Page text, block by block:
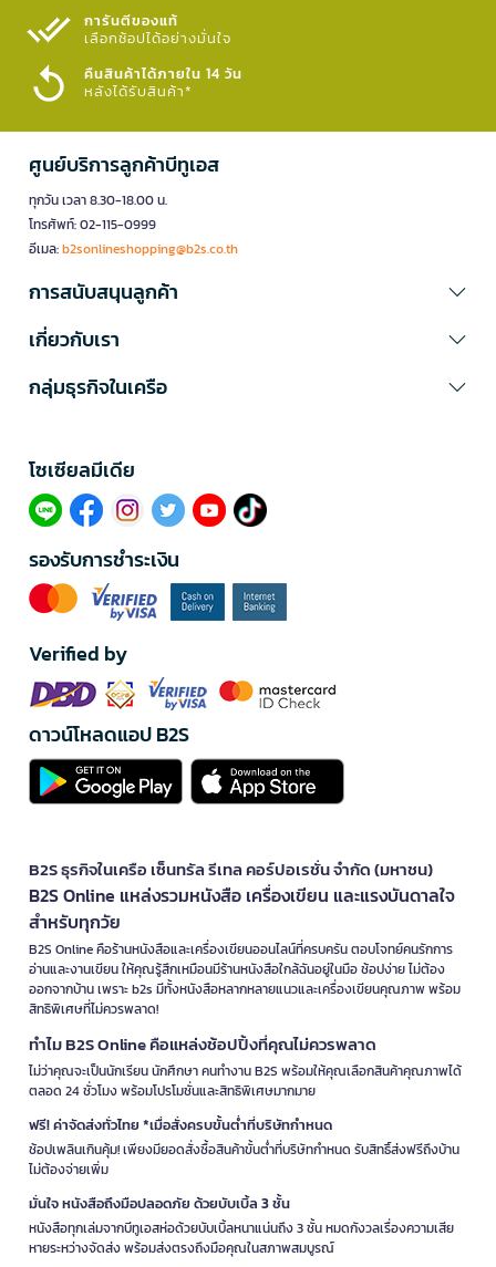
การันตีของแท้
เลือกช้อปได้อย่างมั่นใจ​
คืนสินค้าได้ภายใน 14 วัน
หลังได้รับสินค้า*
ศูนย์บริการลูกค้าบีทูเอส
ทุกวัน เวลา 8.30-18.00 น.
โทรศัพท์: 02-115-0999
อีเมล:b2sonlineshopping@b2s.co.th
การสนับสนุนลูกค้า
เกี่ยวกับเรา
กลุ่มธุรกิจในเครือ
โซเซียลมีเดีย​
รองรับการชำระเงิน
Verified by
ดาวน์โหลดแอป B2S
B2S ธุรกิจในเครือ เซ็นทรัล รีเทล คอร์ปอเรชั่น จำกัด (มหาชน)
B2S Online แหล่งรวมหนังสือ เครื่องเขียน และแรงบันดาลใจ
สำหรับทุกวัย
B2S Online คือร้านหนังสือและเครื่องเขียนออนไลน์ที่ครบครัน ตอบโจทย์คนรักการ
อ่านและงานเขียน ให้คุณรู้สึกเหมือนมีร้านหนังสือใกล้ฉันอยู่ในมือ ช้อปง่าย ไม่ต้อง
ออกจากบ้าน เพราะ b2s มีทั้งหนังสือหลากหลายแนวและเครื่องเขียนคุณภาพ พร้อม
สิทธิพิเศษที่ไม่ควรพลาด!
ทำไม B2S Online คือแหล่งช้อปปิ้งที่คุณไม่ควรพลาด
ไม่ว่าคุณจะเป็นนักเรียน นักศึกษา คนทำงาน B2S พร้อมให้คุณเลือกสินค้าคุณภาพได้
ตลอด 24 ชั่วโมง พร้อมโปรโมชั่นและสิทธิพิเศษมากมาย
ฟรี! ค่าจัดส่งทั่วไทย *เมื่อสั่งครบขั้นต่ำที่บริษัทกำหนด
ช้อปเพลินเกินคุ้ม! เพียงมียอดสั่งซื้อสินค้าขั้นต่ำที่บริษัทกำหนด รับสิทธิ์ส่งฟรีถึงบ้าน
ไม่ต้องจ่ายเพิ่ม
มั่นใจ หนังสือถึงมือปลอดภัย ด้วยบับเบิ้ล 3 ชั้น
หนังสือทุกเล่มจากบีทูเอสห่อด้วยบับเบิ้ลหนาแน่นถึง 3 ชั้น หมดกังวลเรื่องความเสีย
หายระหว่างจัดส่ง พร้อมส่งตรงถึงมือคุณในสภาพสมบูรณ์